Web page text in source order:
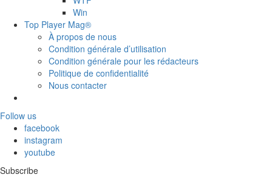
Win
Top Player Mag®
À propos de nous
Condition générale d’utilisation
Condition générale pour les rédacteurs
Politique de confidentialité
Nous contacter
Follow us
facebook
instagram
youtube
Subscribe